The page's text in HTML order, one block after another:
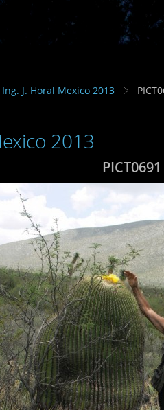
Ing. J. Horal Mexico 2013
2013
PICT0691